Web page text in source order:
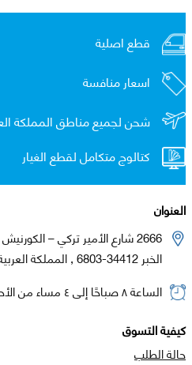
قطع اصلية
اسعار منافسة
شحن لجميع مناطق المملكة
كتالوج متكامل لقطع الغيار
العنوان
2666 شارع الأمير تركي – الكورنيش , وحدة رقم 102
الخبر 34412-6803 , المملكة العربية السعودية
الساعة ٨ صباحًا إلى ٤ مساء من الأحد إلى الخميس
كيفية التسوق
حالة الطلب